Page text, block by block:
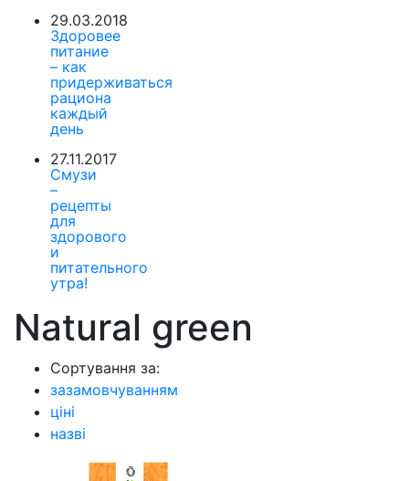
29.03.2018
Здоровее
питание
– как
придерживаться
рациона
каждый
день
27.11.2017
Смузи
–
рецепты
для
здорового
и
питательного
утра!
Natural green
Сортування за:
зазамовчуванням
ціні
назві